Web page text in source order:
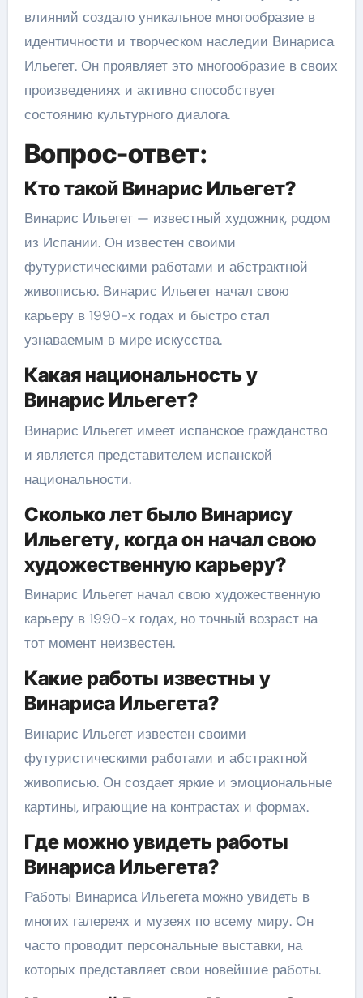
влияний создало уникальное многообразие в
идентичности и творческом наследии Винариса
Ильегет. Он проявляет это многообразие в своих
произведениях и активно способствует
состоянию культурного диалога.
Вопрос-ответ:
Кто такой Винарис Ильегет?
Винарис Ильегет — известный художник, родом
из Испании. Он известен своими
футуристическими работами и абстрактной
живописью. Винарис Ильегет начал свою
карьеру в 1990-х годах и быстро стал
узнаваемым в мире искусства.
Какая национальность у
Винарис Ильегет?
Винарис Ильегет имеет испанское гражданство
и является представителем испанской
национальности.
Сколько лет было Винарису
Ильегету, когда он начал свою
художественную карьеру?
Винарис Ильегет начал свою художественную
карьеру в 1990-х годах, но точный возраст на
тот момент неизвестен.
Какие работы известны у
Винариса Ильегета?
Винарис Ильегет известен своими
футуристическими работами и абстрактной
живописью. Он создает яркие и эмоциональные
картины, играющие на контрастах и формах.
Где можно увидеть работы
Винариса Ильегета?
Работы Винариса Ильегета можно увидеть в
многих галереях и музеях по всему миру. Он
часто проводит персональные выставки, на
которых представляет свои новейшие работы.